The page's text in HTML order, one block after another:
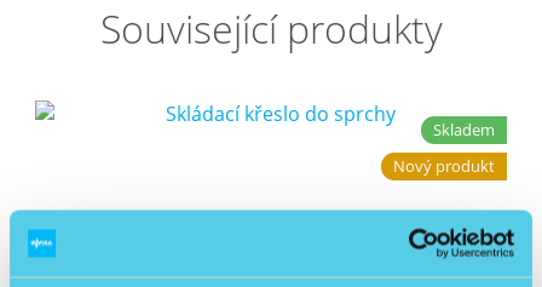
Související produkty
Skladem
Nový produkt